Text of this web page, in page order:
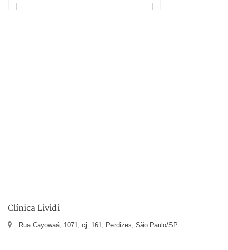
Clínica Lividi
Rua Cayowaá, 1071, cj. 161, Perdizes, São Paulo/SP